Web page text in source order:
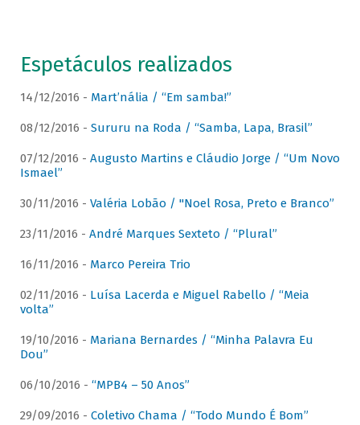
Espetáculos realizados
14/12/2016 - Mart’nália / “Em samba!”
08/12/2016 - Sururu na Roda / “Samba, Lapa, Brasil”
07/12/2016 - Augusto Martins e Cláudio Jorge / “Um Novo
Ismael”
30/11/2016 - Valéria Lobão / "Noel Rosa, Preto e Branco”
23/11/2016 - André Marques Sexteto / “Plural”
16/11/2016 - Marco Pereira Trio
02/11/2016 - Luísa Lacerda e Miguel Rabello / “Meia
volta”
19/10/2016 - Mariana Bernardes / “Minha Palavra Eu
Dou”
06/10/2016 - “MPB4 – 50 Anos”
29/09/2016 - Coletivo Chama / “Todo Mundo É Bom”